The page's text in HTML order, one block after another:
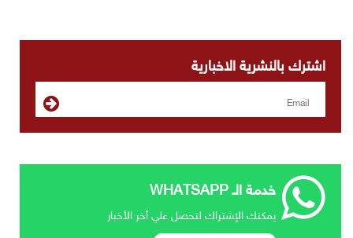
اشترك بالنشرية الاخبارية
خدمة الـ WHATSAPP
يمكنك الإشتراك لتحصل علي أخر الأخبار